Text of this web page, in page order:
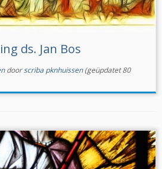
ds. Jan Bos
doorscriba pknhuissen(geüpdatet 80